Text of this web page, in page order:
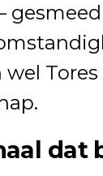
wel
dat